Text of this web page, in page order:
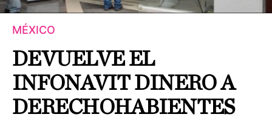
MÉXICO
DEVUELVE EL
INFONAVIT DINERO A
DERECHOHABIENTES